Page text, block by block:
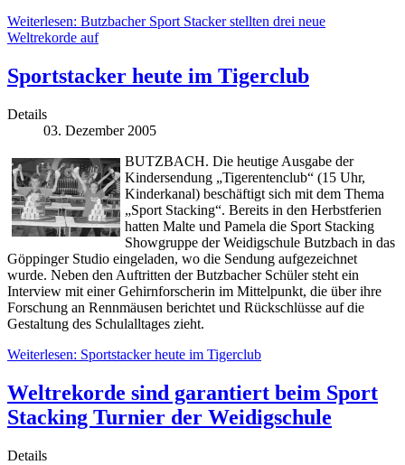
Weiterlesen: Butzbacher Sport Stacker stellten drei neue
Weltrekorde auf
Sportstacker heute im Tigerclub
Details
03. Dezember 2005
BUTZBACH. Die heutige Ausgabe der
Kindersendung „Tigerentenclub“ (15 Uhr,
Kinderkanal) beschäftigt sich mit dem Thema
„Sport Stacking“. Bereits in den Herbstferien
hatten Malte und Pamela die Sport Stacking
Showgruppe der Weidigschule Butzbach in das
Göppinger Studio eingeladen, wo die Sendung aufgezeichnet
wurde. Neben den Auftritten der Butzbacher Schüler steht ein
Interview mit einer Gehirnforscherin im Mittelpunkt, die über ihre
Forschung an Rennmäusen berichtet und Rückschlüsse auf die
Gestaltung des Schulalltages zieht.
Weiterlesen: Sportstacker heute im Tigerclub
Weltrekorde sind garantiert beim Sport
Stacking Turnier der Weidigschule
Details